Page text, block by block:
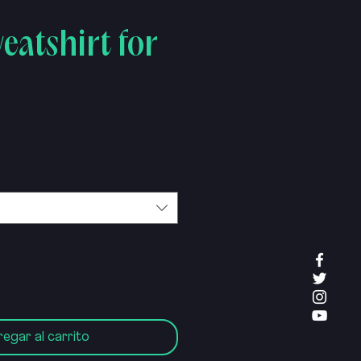
for
al carrito